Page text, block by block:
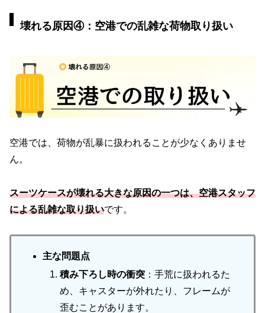
壊れる原因④：空港での乱雑な荷物取り扱い
空港では、荷物が乱暴に扱われることが少なくありませ
ん。
スーツケースが壊れる大きな原因の一つは、空港スタッフ
による乱雑な取り扱いです。
主な問題点
積み下ろし時の衝突 ：手荒に扱われるた
め、キャスターが外れたり、フレームが
歪むことがあります。